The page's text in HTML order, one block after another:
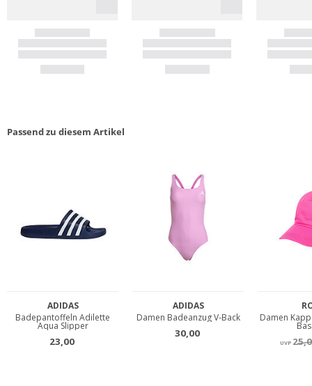
Passend zu diesem Artikel